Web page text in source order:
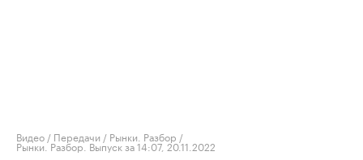
Видео / Передачи / Рынки. Разбор /
Рынки. Разбор. Выпуск за 14:07, 20.11.2022